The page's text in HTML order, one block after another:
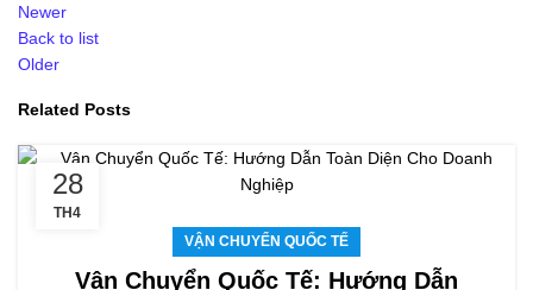
Newer
Back to list
Older
Related Posts
28
TH4
VẬN CHUYỂN QUỐC TẾ
Vận Chuyển Quốc Tế: Hướng Dẫn